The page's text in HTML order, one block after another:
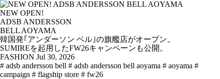
NEW OPEN!
ADSB ANDERSSON
BELL AOYAMA
韓国発｢アンダーソン ベル｣の旗艦店がオープン。
SUMIREを起用したFW26キャンペーンも公開。
FASHION Jul 30, 2026
# adsb andersson bell # adsb andersson bell aoyama # aoyama #
campaign # flagship store # fw26